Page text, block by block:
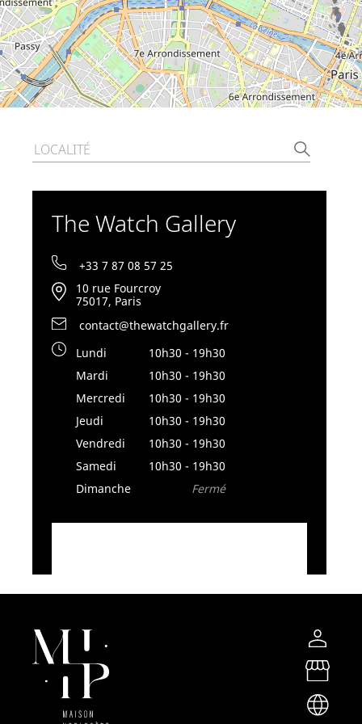
The Watch Gallery
+33 7 87 08 57 25
10 rue Fourcroy
75017, Paris
contact@thewatchgallery.fr
Lundi
10h30 - 19h30
Mardi
10h30 - 19h30
Mercredi
10h30 - 19h30
Jeudi
10h30 - 19h30
Vendredi
10h30 - 19h30
Samedi
10h30 - 19h30
Dimanche
Fermé
Fréret-Roy